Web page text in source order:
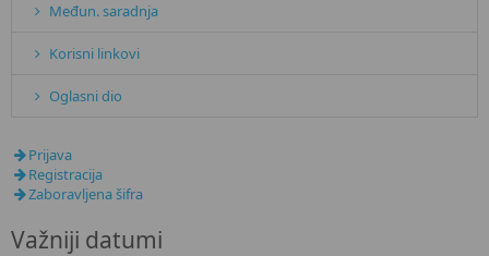
Međun. saradnja
Korisni linkovi
Oglasni dio
Prijava
Registracija
Zaboravljena šifra
Važniji datumi